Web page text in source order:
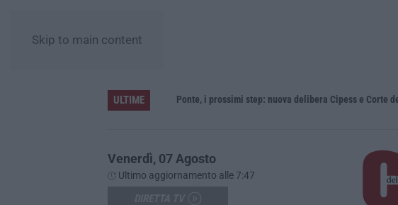
Skip to main content
ULTIME Ponte, i prossimi step: nuova delibera Cipess e Corte dei
Venerdì, 07 Agosto
Ultimo aggiornamento alle 7:47